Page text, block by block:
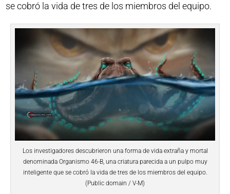
se cobró la vida de tres de los miembros del equipo.
Los investigadores descubrieron una forma de vida extraña y mortal
denominada Organismo 46-B, una criatura parecida a un pulpo muy
inteligente que se cobró la vida de tres de los miembros del equipo.
(Public domain / V-M)